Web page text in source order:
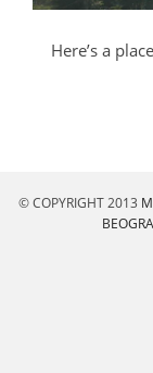
Here’s a
© COPYRIGHT 2013